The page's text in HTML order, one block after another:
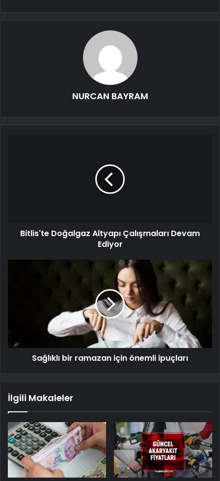
NURCAN BAYRAM
Bitlis'te Doğalgaz Altyapı Çalışmaları Devam
Ediyor
Sağlıklı bir ramazan için önemli ipuçları
İlgili Makaleler